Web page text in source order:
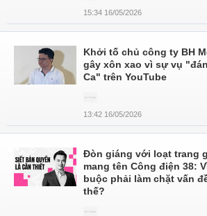
15:34 16/05/2026
Khởi tố chủ công ty BH
gây xôn xao vì sự vụ
Ca" trên YouTube
13:42 16/05/2026
Đòn giáng với loạt trang
mang tên Công điện 38:
buộc phải làm chặt vấn
thế?